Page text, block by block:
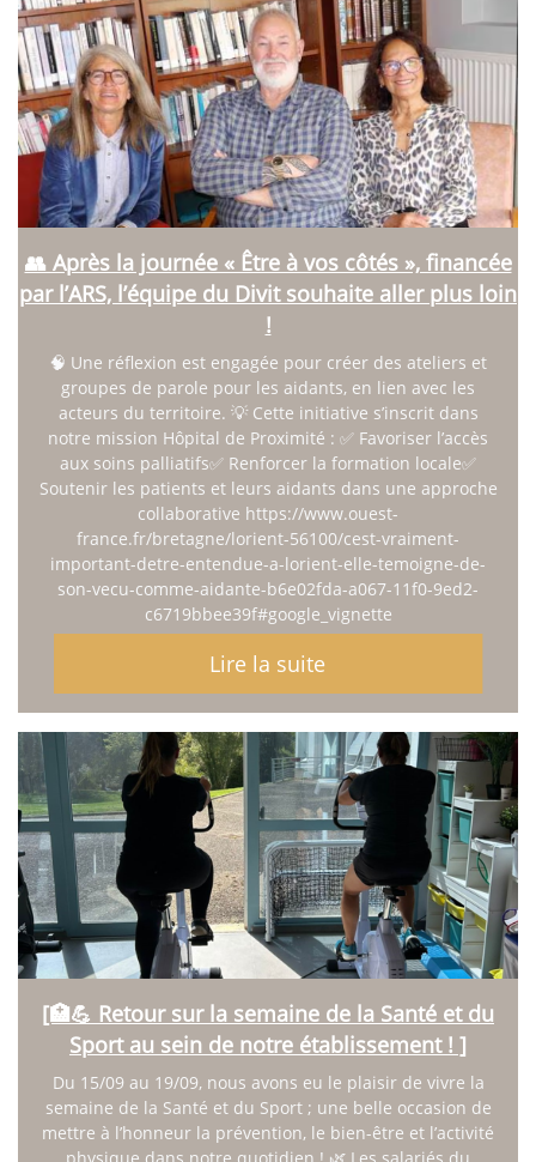
👥 Après la journée « Être à vos côtés », financée
par l’ARS, l’équipe du Divit souhaite aller plus loin
!
🧠 Une réflexion est engagée pour créer des ateliers et
groupes de parole pour les aidants, en lien avec les
acteurs du territoire. 💡 Cette initiative s’inscrit dans
notre mission Hôpital de Proximité : ✅ Favoriser l’accès
aux soins palliatifs✅ Renforcer la formation locale✅
Soutenir les patients et leurs aidants dans une approche
collaborative https://www.ouest-
france.fr/bretagne/lorient-56100/cest-vraiment-
important-detre-entendue-a-lorient-elle-temoigne-de-
son-vecu-comme-aidante-b6e02fda-a067-11f0-9ed2-
c6719bbee39f#google_vignette
Lire la suite
[🏥💪 Retour sur la semaine de la Santé et du
Sport au sein de notre établissement ! ]
Du 15/09 au 19/09, nous avons eu le plaisir de vivre la
semaine de la Santé et du Sport ; une belle occasion de
mettre à l’honneur la prévention, le bien-être et l’activité